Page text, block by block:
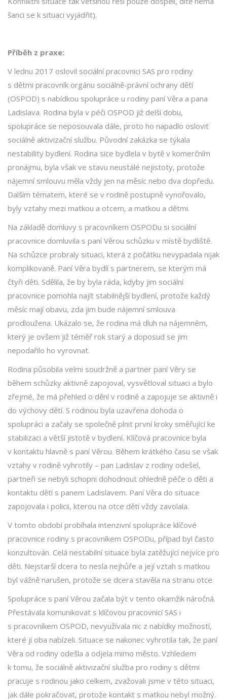
šanci se k situaci vyjádřit).
Příběh z praxe:
V lednu 2017 oslovil sociální pracovnici SAS pro rodiny
s dětmi pracovník orgánu sociálně-právní ochrany dětí
(OSPOD) s nabídkou spolupráce u rodiny paní Věra a pana
Ladislava. Rodina byla v péči OSPOD již delší dobu,
spolupráce se neposouvala dále, proto ho napadlo oslovit
sociálně aktivizační službu. Původní zakázka se týkala
nestability bydlení. Rodina sice bydlela v bytě v komerčním
pronájmu, byla však ve stavu neustálé nejistoty, protože
nájemní smlouvu měla vždy jen na měsíc nebo dva dopředu.
Dalším tématem, které se v rodině postupně vynořovalo,
byly vztahy mezi matkou a otcem, a matkou a dětmi.
Na základě domluvy s pracovníkem OSPODu si sociální
pracovnice domluvila s paní Věrou schůzku v místě bydliště.
Na schůzce probraly situaci, která z počátku nevypadala nijak
komplikovaně. Paní Věra bydlí s partnerem, se kterým má
čtyři děti. Sdělila, že by byla ráda, kdyby jim sociální
pracovnice pomohla najít stabilnější bydlení, protože každý
měsíc mají obavu, zda jim bude nájemní smlouva
prodloužena. Ukázalo se, že rodina má dluh na nájemném,
který je ovšem již téměř rok starý a doposud se jim
nepodařilo ho vyrovnat.
Rodina působila velmi soudržně a partner paní Věry se
během schůzky aktivně zapojoval, vysvětloval situaci a bylo
zřejmé, že má přehled o dění v rodině a zapojuje se aktivně i
do výchovy dětí. S rodinou byla uzavřena dohoda o
spolupráci a začaly se společně plnit první kroky směřující ke
stabilizaci a větší jistotě v bydlení. Klíčová pracovnice byla
v kontaktu hlavně s paní Věrou. Během krátkého času se však
vztahy v rodině vyhrotily – pan Ladislav z rodiny odešel,
partneři se nebyli schopni dohodnout ohledně péče o děti a
kontaktu dětí s panem Ladislavem. Paní Věra do situace
zapojovala i policii, kterou na otce dětí vždy zavolala.
V tomto období probíhala intenzivní spolupráce klíčové
pracovnice rodiny s pracovníkem OSPODu, případ byl často
konzultován. Celá nestabilní situace byla zatěžující nejvíce pro
děti. Nejstarší dcera to nesla nejhůře a její vztah s matkou
byl vážně narušen, protože se dcera stavěla na stranu otce.
Spolupráce s paní Věrou začala být v tento okamžik náročná.
Přestávala komunikovat s klíčovou pracovnicí SAS i
s pracovníkem OSPOD, nevyužívala nic z nabídky možností,
které jí oba nabízeli. Situace se nakonec vyhrotila tak, že paní
Věra od rodiny odešla a odjela mimo město. Vzhledem
k tomu, že sociálně aktivizační služba pro rodiny s dětmi
pracuje s rodinou jako celkem, zvažovali jsme v této situaci,
jak dále pokračovat, protože kontakt s matkou nebyl možný.